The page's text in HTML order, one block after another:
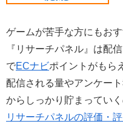
ゲームが苦手な方にもお
『リサーチパネル』は配
でECナビポイントがもら
配信される量やアンケー
からしっかり貯まってい
リサーチパネルの評価・